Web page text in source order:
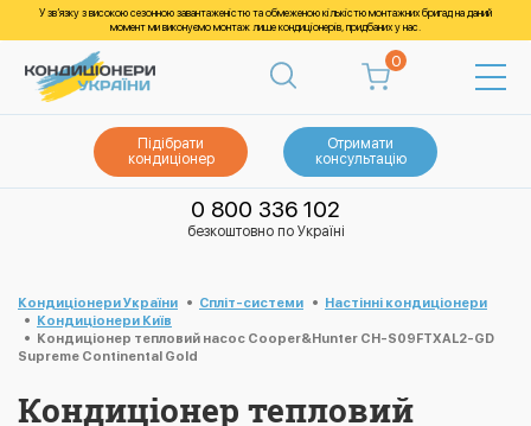
У зв’язку з високою сезонною завантаженістю та обмеженою кількістю монтажних бригад на даний
момент ми виконуємо монтаж лише кондиціонерів, придбаних у нас.
0
Підібрати
кондиціонер
Отримати
консультацію
0 800 336 102
безкоштовно по Україні
Кондиціонери України Спліт-системи
Настінні кондиціонери
Кондиціонери Київ
Кондиціонер тепловий насос Cooper&Hunter CH-S09FTXAL2-GD
Supreme Continental Gold
Кондиціонер тепловий